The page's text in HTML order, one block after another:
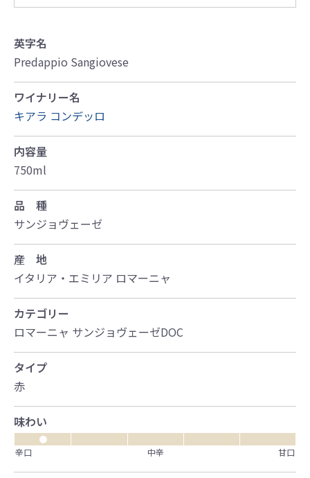
英字名
Predappio Sangiovese
ワイナリー名
キアラ コンデッロ
内容量
750ml
品 種
サンジョヴェーゼ
産 地
イタリア・エミリア ロマーニャ
カテゴリー
ロマーニャ サンジョヴェーゼDOC
タイプ
赤
味わい
●
辛口
中辛 甘口